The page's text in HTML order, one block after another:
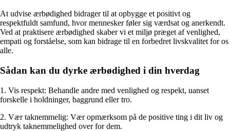
At udvise ærbødighed bidrager til at opbygge et positivt og
respektfuldt samfund, hvor mennesker føler sig værdsat og anerkendt.
Ved at praktisere ærbødighed skaber vi et miljø præget af venlighed,
empati og forståelse, som kan bidrage til en forbedret livskvalitet for os
alle.
Sådan kan du dyrke ærbødighed i din hverdag
1. Vis respekt: Behandle andre med venlighed og respekt, uanset
forskelle i holdninger, baggrund eller tro.
2. Vær taknemmelig: Vær opmærksom på de positive ting i dit liv og
udtryk taknemmelighed over for dem.